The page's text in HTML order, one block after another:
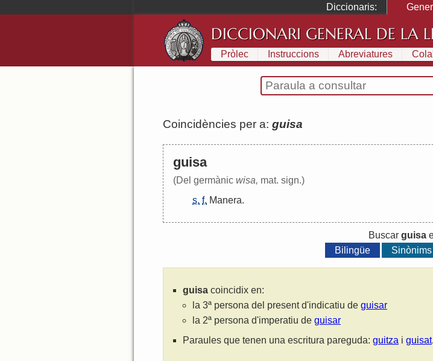
Diccionaris:
DICCIONARI GENERAL DE LA
Pròlec Instruccions Abreviatures
Coincidències per a: guisa
guisa
(Del germànic wisa, mat. sign.)
s. f. Manera.
Buscar guisa
Bilingüe
Sinònims
guisa coincidix en:
la 3ª persona del present d'indicatiu de guisar
la 2ª persona d'imperatiu de guisar
Paraules que tenen una escritura pareguda: guitza i guisat.